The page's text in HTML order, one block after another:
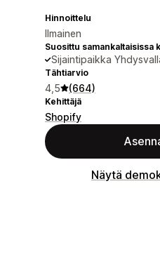
Hinnoittelu
Ilmainen
Suosittu samankaltaisissa
Sijaintipaikka
Tähtiarvio
4,5 (664)
Kehittäjä
Shopify
Näytä